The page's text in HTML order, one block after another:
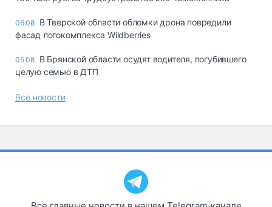
06.08 В Тверской области обломки дрона повредили
фасад логокомплекса Wildberries
05.08 В Брянской области осудят водителя, погубившего
целую семью в ДТП
Все новости